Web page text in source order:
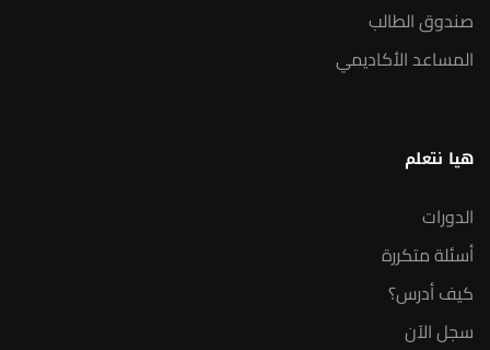
صندوق الطالب
المساعد الأكاديمي
هيا نتعلم
الدورات
أسئلة متكررة
كيف أدرس؟
سجل الآن